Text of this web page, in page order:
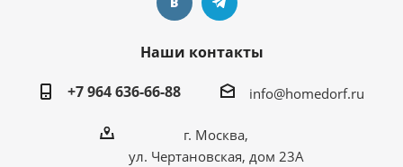
Наши контакты
+7 964 636-66-88
info@homedorf.ru
г. Москва,
ул. Чертановская, дом 23А